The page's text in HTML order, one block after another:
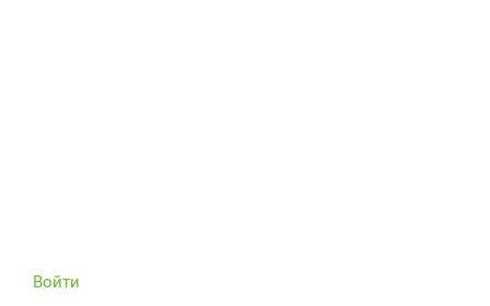
Войти